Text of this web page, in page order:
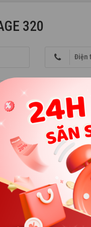
tweeter 25mm tái tạo
trình diễn ánh sáng
strobe, tất cả chớp nháy
tới 18 giờ chỉ một lần
tốc thêm nữa, sạc
vàng
cầm thoải mái, dễ
320
Điện